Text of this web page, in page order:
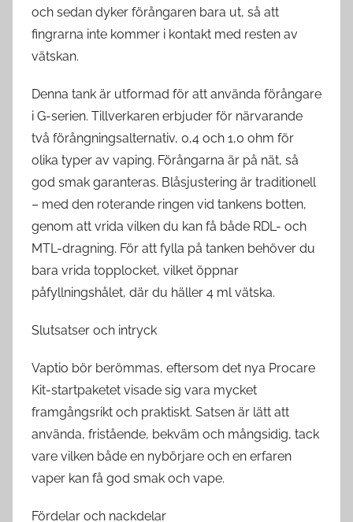
och sedan dyker förångaren bara ut, så att
fingrarna inte kommer i kontakt med resten av
vätskan.
Denna tank är utformad för att använda förångare
i G-serien. Tillverkaren erbjuder för närvarande
två förångningsalternativ, 0,4 och 1,0 ohm för
olika typer av vaping. Förångarna är på nät, så
god smak garanteras. Blåsjustering är traditionell
– med den roterande ringen vid tankens botten,
genom att vrida vilken du kan få både RDL- och
MTL-dragning. För att fylla på tanken behöver du
bara vrida topplocket, vilket öppnar
påfyllningshålet, där du häller 4 ml vätska.
Slutsatser och intryck
Vaptio bör berömmas, eftersom det nya Procare
Kit-startpaketet visade sig vara mycket
framgångsrikt och praktiskt. Satsen är lätt att
använda, fristående, bekväm och mångsidig, tack
vare vilken både en nybörjare och en erfaren
vaper kan få god smak och vape.
Fördelar och nackdelar